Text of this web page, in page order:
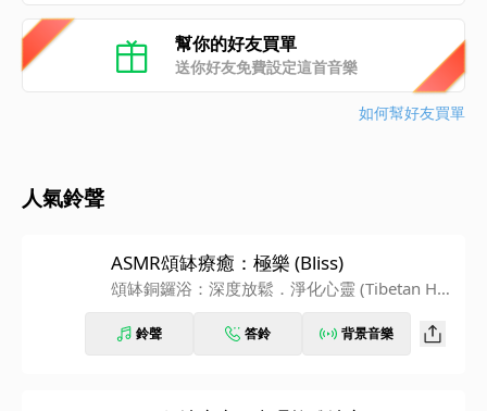
幫你的好友買單
送你好友免費設定這首音樂
如何幫好友買單
人氣鈴聲
ASMR頌缽療癒：極樂 (Bliss)
頌缽銅鑼浴：深度放鬆．淨化心靈 (Tibetan Hea
鈴聲 答鈴 背景音樂